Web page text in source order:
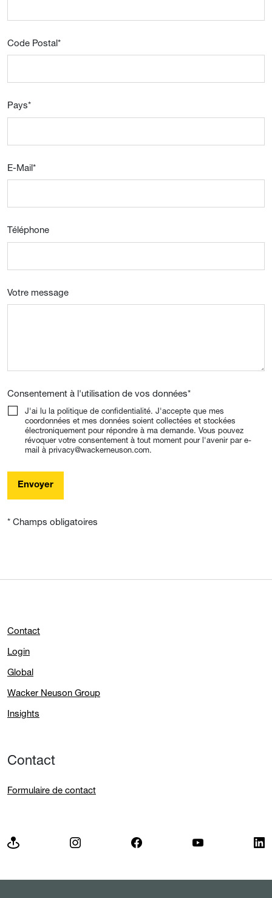
Code Postal*
Pays*
E-Mail*
Téléphone
Votre message
Consentement à l'utilisation de vos données*
J'ai lu la politique de confidentialité. J'accepte que mes
coordonnées et mes données soient collectées et stockées
électroniquement pour répondre à ma demande. Vous pouvez
révoquer votre consentement à tout moment pour l'avenir par e-
mail à privacy@wackerneuson.com.
Envoyer
* Champs obligatoires
Contact
Login
Global
Wacker Neuson Group
Insights
Contact
Formulaire de contact